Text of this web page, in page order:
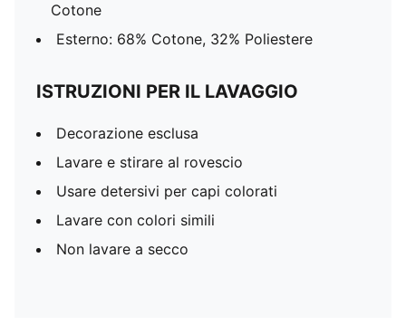
Cotone
Esterno: 68% Cotone, 32% Poliestere
ISTRUZIONI PER IL LAVAGGIO
Decorazione esclusa
Lavare e stirare al rovescio
Usare detersivi per capi colorati
Lavare con colori simili
Non lavare a secco